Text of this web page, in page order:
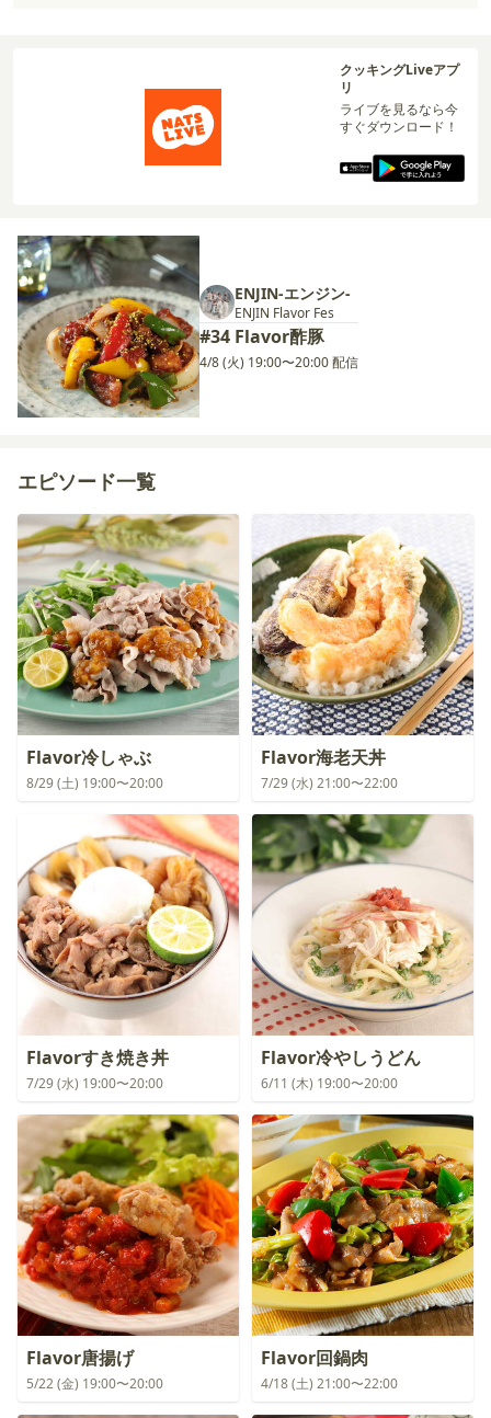
クッキングLiveアプ
リ
ライブを見るなら今
すぐダウンロード！
ENJIN-エンジン-
ENJIN Flavor Fes
#34 Flavor酢豚
4/8 (火) 19:00〜20:00 配信
エピソード一覧
Flavor冷しゃぶ
8/29 (土) 19:00〜20:00
Flavor海老天丼
7/29 (水) 21:00〜22:00
Flavorすき焼き丼
7/29 (水) 19:00〜20:00
Flavor冷やしうどん
6/11 (木) 19:00〜20:00
Flavor唐揚げ
5/22 (金) 19:00〜20:00
Flavor回鍋肉
4/18 (土) 21:00〜22:00